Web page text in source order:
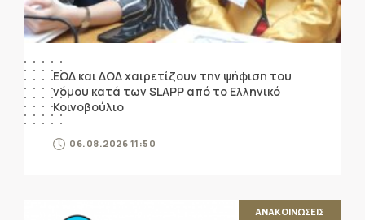
ΕΟΔ και ΔΟΔ χαιρετίζουν την ψήφιση του
νόμου κατά των SLAPP από το Ελληνικό
Κοινοβούλιο
06.08.2026 11:50
ΑΝΑΚΟΙΝΩΣΕΙΣ